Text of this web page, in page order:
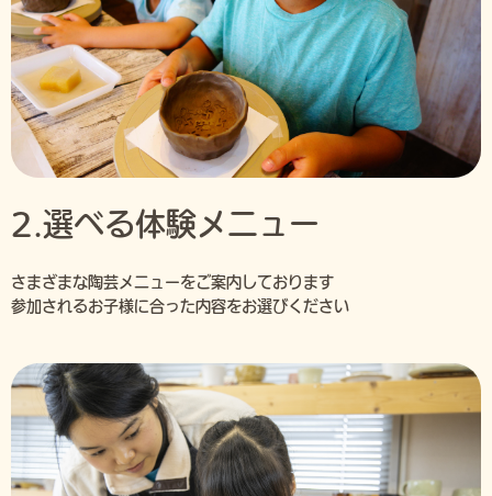
2.選べる体験メニュー
さまざまな陶芸メニューをご案内しております
参加されるお子様に合った内容をお選びください